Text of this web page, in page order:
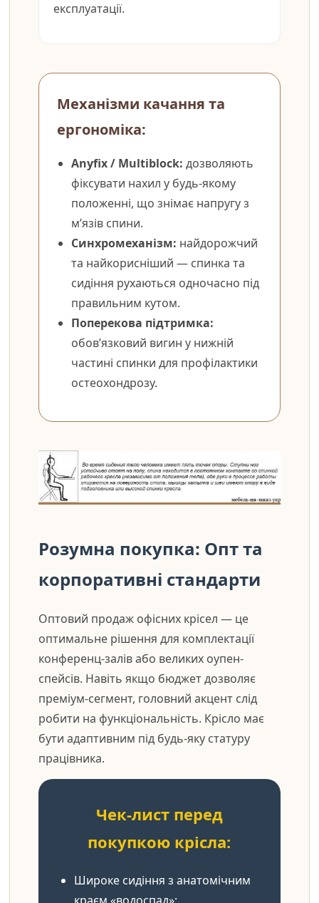
експлуатації.
Механізми качання та
ергономіка:
Anyfix / Multiblock: дозволяють
фіксувати нахил у будь-якому
положенні, що знімає напругу з
м’язів спини.
Синхромеханізм: найдорожчий
та найкорисніший — спинка та
сидіння рухаються одночасно під
правильним кутом.
Поперекова підтримка:
обов’язковий вигин у нижній
частині спинки для профілактики
остеохондрозу.
Розумна покупка: Опт та
корпоративні стандарти
Оптовий продаж офісних крісел — це
оптимальне рішення для комплектації
конференц-залів або великих оупен-
спейсів. Навіть якщо бюджет дозволяє
преміум-сегмент, головний акцент слід
робити на функціональність. Крісло має
бути адаптивним під будь-яку статуру
працівника.
Чек-лист перед
покупкою крісла:
Широке сидіння з анатомічним